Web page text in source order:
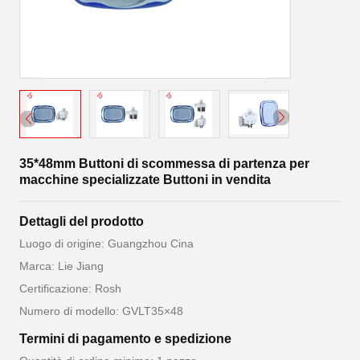
35*48mm Buttoni di scommessa di partenza per
macchine specializzate Buttoni in vendita
Dettagli del prodotto
Luogo di origine: Guangzhou Cina
Marca: Lie Jiang
Certificazione: Rosh
Numero di modello: GVLT35×48
Termini di pagamento e spedizione